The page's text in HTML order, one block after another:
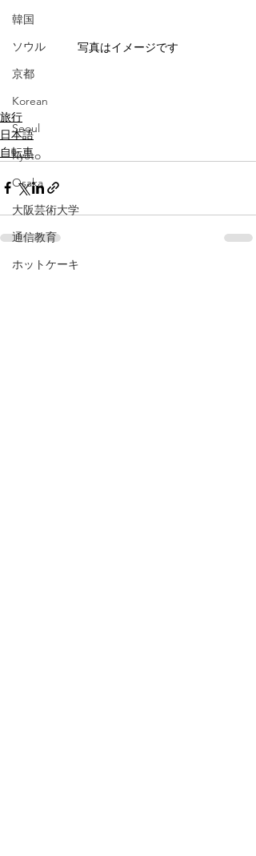
韓国
ソウル
京都
Korean
Seoul
Kyoto
Osaka
大阪芸術大学
通信教育
ホットケーキ
写真はイメージです
旅行
日本語
自転車